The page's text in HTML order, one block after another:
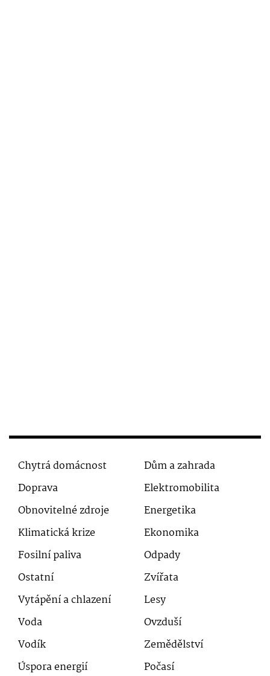
Chytrá domácnost
Dům a zahrada
Doprava
Elektromobilita
Obnovitelné zdroje
Energetika
Klimatická krize
Ekonomika
Fosilní paliva
Odpady
Ostatní
Zvířata
Vytápění a chlazení
Lesy
Voda
Ovzduší
Vodík
Zemědělství
Úspora energií
Počasí